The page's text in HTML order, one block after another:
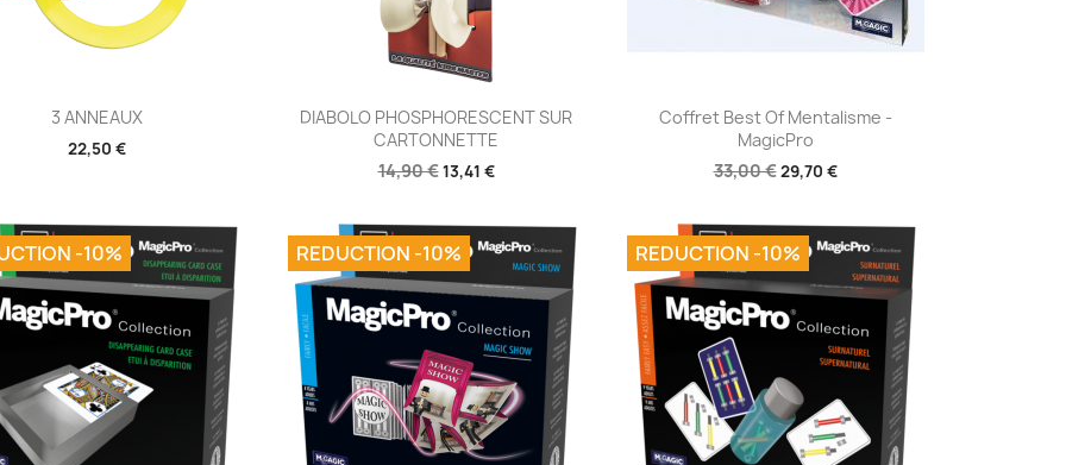
Aperçu rapide
3 ANNEAUX
22,50 €
Aperçu rapide
DIABOLO PHOSPHORESCENT SUR
CARTONNETTE
14,90 €13,41 €
Aperçu rapide
Coffret Best Of Mentalisme -
MagicPro
33,00 €29,70 €
-10% REDUCTION -10% REDUCTION -10%